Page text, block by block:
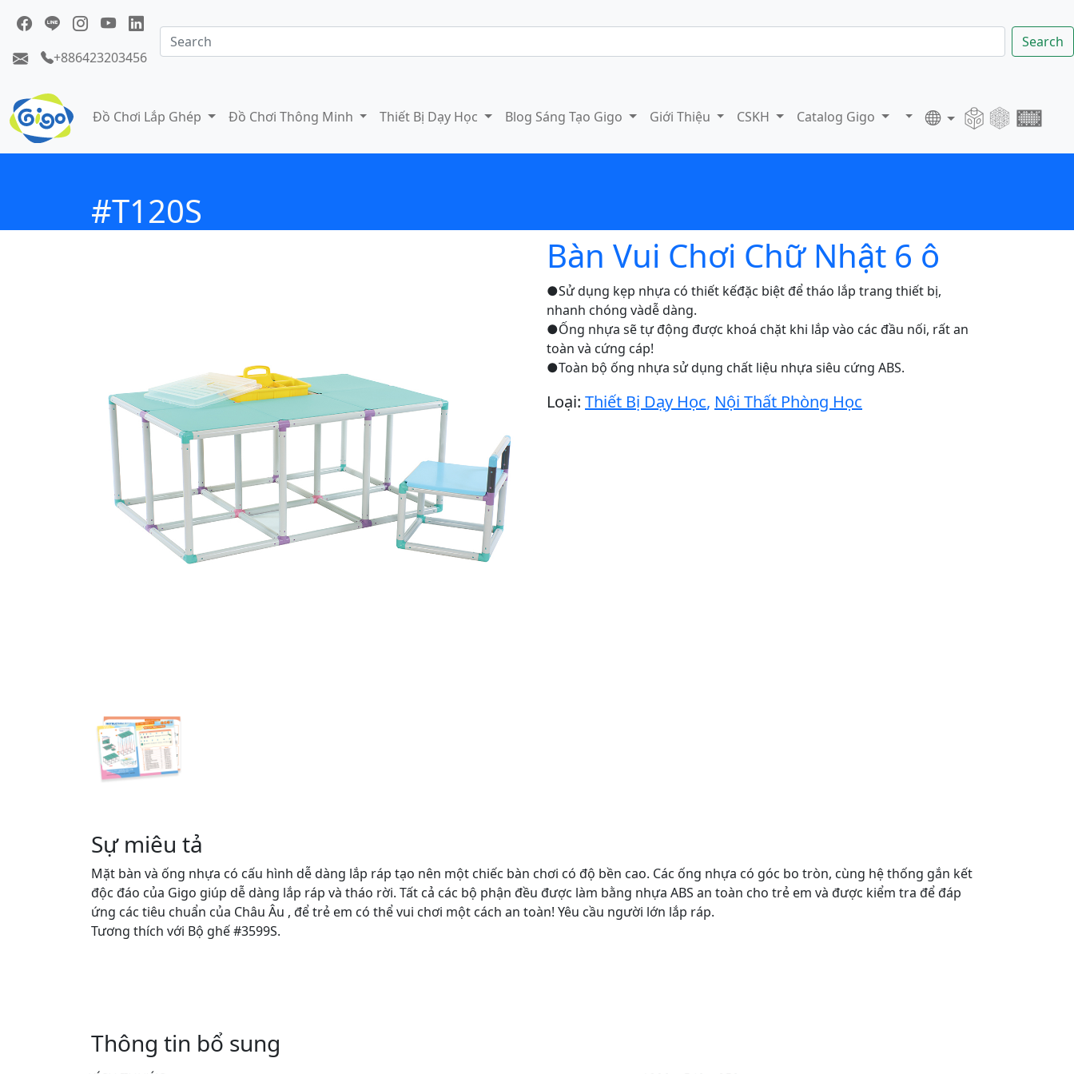
+886423203456
Search
Đồ Chơi Lắp Ghép Đồ Chơi Thông Minh Thiết Bị Dạy Học Blog Sáng Tạo Gigo Giới Thiệu CSKH Catalog Gigo
#T120S
Bàn Vui Chơi Chữ Nhật 6 ô
●Sử dụng kẹp nhựa có thiết kếđặc biệt để tháo lắp trang thiết bị,
nhanh chóng vàdễ dàng.
●Ống nhựa sẽ tự động được khoá chặt khi lắp vào các đầu nối, rất an
toàn và cứng cáp!
●Toàn bộ ống nhựa sử dụng chất liệu nhựa siêu cứng ABS.
Loại: Thiết Bị Dạy Học, Nội Thất Phòng Học
Sự miêu tả
Mặt bàn và ống nhựa có cấu hình dễ dàng lắp ráp tạo nên một chiếc bàn chơi có độ bền cao. Các ống nhựa có góc bo tròn, cùng hệ thống gắn kết
độc đáo của Gigo giúp dễ dàng lắp ráp và tháo rời. Tất cả các bộ phận đều được làm bằng nhựa ABS an toàn cho trẻ em và được kiểm tra để đáp
ứng các tiêu chuẩn của Châu Âu , để trẻ em có thể vui chơi một cách an toàn! Yêu cầu người lớn lắp ráp.
Tương thích với Bộ ghế #3599S.
Thông tin bổ sung